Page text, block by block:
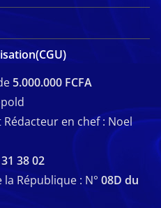
5.000.000 FCFA
en chef : Noel
38 02
République : N° 08D du